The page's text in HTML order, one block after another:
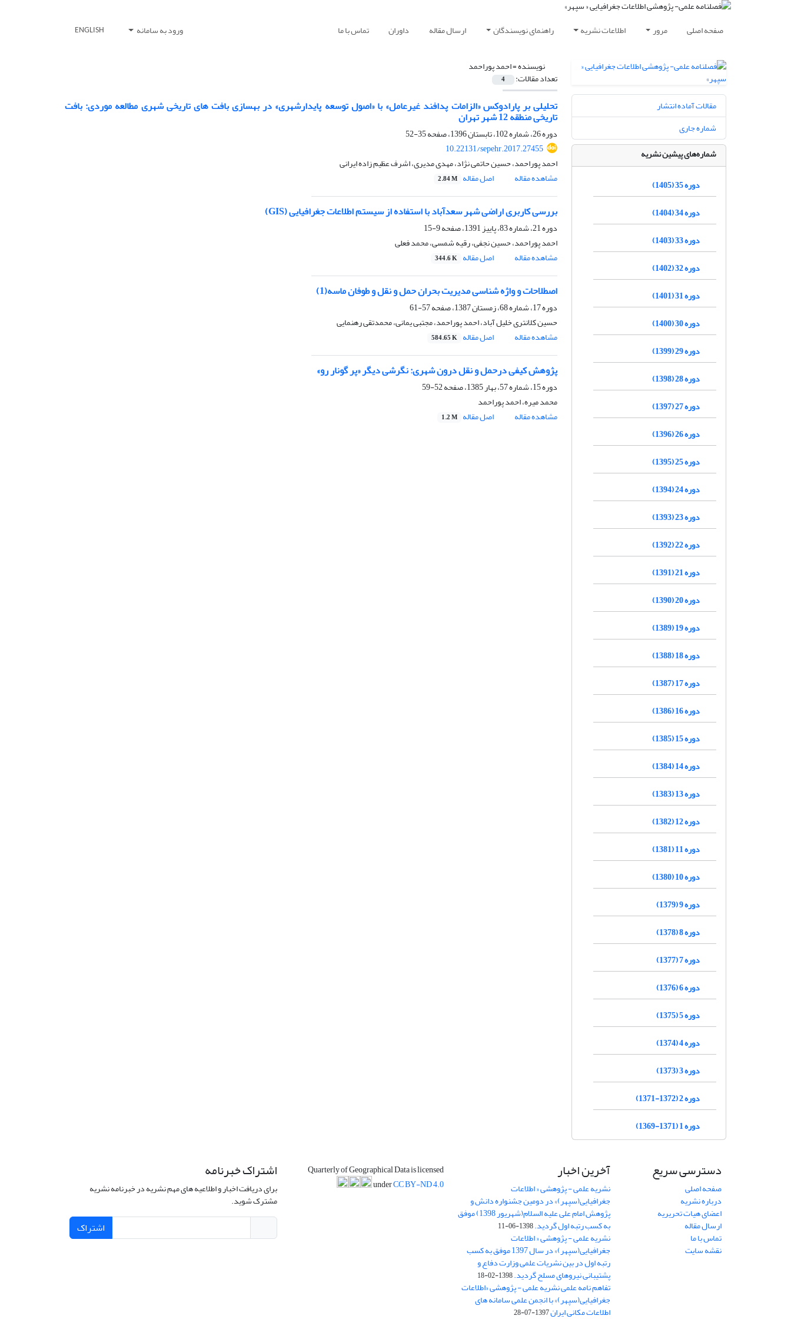
صفحه اصلی مرور اطلاعات نشریه راهنمای نویسندگان ارسال مقاله داوران تماس با ما ورود به سامانه ENGLISH
نویسنده =احمد پوراحمد
تعداد مقالات: 4
تحلیلی بر پارادوکس «الزامات پدافند غیرعامل» با «اصول توسعه پایدارشهری» در بهسازی بافت های تاریخی شهری مطالعه موردی: بافت
تاریخی منطقه 12 شهر تهران
دوره 26، شماره 102، تابستان 1396، صفحه
35-52
10.22131/sepehr.2017.27455
احمد پوراحمد، حسین حاتمی نژاد، مهدی مدیری، اشرف عظیم زاده ایرانی
مشاهده مقاله
اصل مقاله 2.84 M
بررسی کاربری اراضی شهر سعدآباد با استفاده از سیستم اطلاعات جغرافیایی (GIS)
دوره 21، شماره 83، پاییز 1391، صفحه
9-15
احمد پوراحمد، حسین نجفی، رقیه شمسی، محمد فعلی
مشاهده مقاله
اصل مقاله 344.6 K
اصطلاحات و واژه‏ شناسى مدیریت بحران حمل و نقل و طوفان ماسه(1)
دوره 17، شماره 68، زمستان 1387، صفحه
57-61
حسین کلانتری خلیل آباد، احمد پوراحمد، مجتبی یمانی، محمدتقی رهنمایی
مشاهده مقاله
اصل مقاله 584.65 K
پژوهش کیفى درحمل و نقل درون شهرى: نگرشى دیگر «پر گونار رو»
دوره 15، شماره 57، بهار 1385، صفحه
52-59
محمد میره، احمد پوراحمد
مشاهده مقاله
اصل مقاله 1.2 M
مقالات آماده انتشار
شماره جاری
شماره‌های پیشین نشریه
دوره 35 (1405)
دوره 34 (1404)
دوره 33 (1403)
دوره 32 (1402)
دوره 31 (1401)
دوره 30 (1400)
دوره 29 (1399)
دوره 28 (1398)
دوره 27 (1397)
دوره 26 (1396)
دوره 25 (1395)
دوره 24 (1394)
دوره 23 (1393)
دوره 22 (1392)
دوره 21 (1391)
دوره 20 (1390)
دوره 19 (1389)
دوره 18 (1388)
دوره 17 (1387)
دوره 16 (1386)
دوره 15 (1385)
دوره 14 (1384)
دوره 13 (1383)
دوره 12 (1382)
دوره 11 (1381)
دوره 10 (1380)
دوره 9 (1379)
دوره 8 (1378)
دوره 7 (1377)
دوره 6 (1376)
دوره 5 (1375)
دوره 4 (1374)
دوره 3 (1373)
دوره 2 (1372-1371)
دوره 1 (1371-1369)
دسترسی سریع
صفحه اصلی
درباره نشریه
اعضای هیات تحریریه
ارسال مقاله
تماس با ما
نقشه سایت
آخرین اخبار
نشریه علمی - پژوهشی « اطلاعات
جغرافیایی(سپهر)» در دومین جشنواره دانش و
پژوهش امام علی علیه السلام(شهریور 1398) موفق
به کسب رتبه اول گردید.1398-06-11
نشریه علمی - پژوهشی « اطلاعات
جغرافیایی(سپهر)» در سال 1397 موفق به کسب
رتبه اول در بین نشریات علمی وزارت دفاع و
پشتیبانی نیروهای مسلح گردید.1398-02-18
تفاهم نامه علمی نشریه علمی - پژوهشی «اطلاعات
جغرافیایی(سپهر)» با انجمن علمی سامانه های
اطلاعات مکانی ایران1397-07-28
Quarterly of Geographical Data is licensed
underCC BY-ND 4.0
اشتراک خبرنامه
برای دریافت اخبار و اطلاعیه های مهم نشریه در خبرنامه نشریه
مشترک شوید.
اشتراک